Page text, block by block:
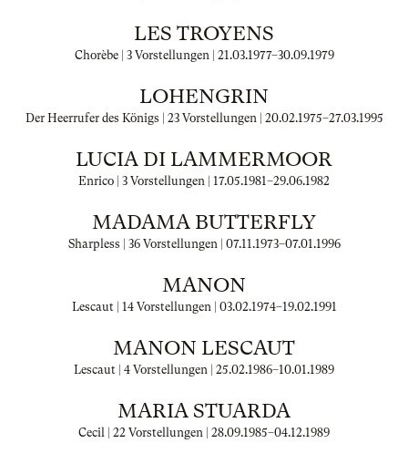
LES TROYENS
Chorèbe | 3 Vorstellungen | 21.03.1977–30.09.1979
LOHENGRIN
Der Heerrufer des Königs | 23 Vorstellungen | 20.02.1975–27.03.1995
LUCIA DI LAMMERMOOR
Enrico | 3 Vorstellungen | 17.05.1981–29.06.1982
MADAMA BUTTERFLY
Sharpless | 36 Vorstellungen | 07.11.1973–07.01.1996
MANON
Lescaut | 14 Vorstellungen | 03.02.1974–19.02.1991
MANON LESCAUT
Lescaut | 4 Vorstellungen | 25.02.1986–10.01.1989
MARIA STUARDA
Cecil | 22 Vorstellungen | 28.09.1985–04.12.1989